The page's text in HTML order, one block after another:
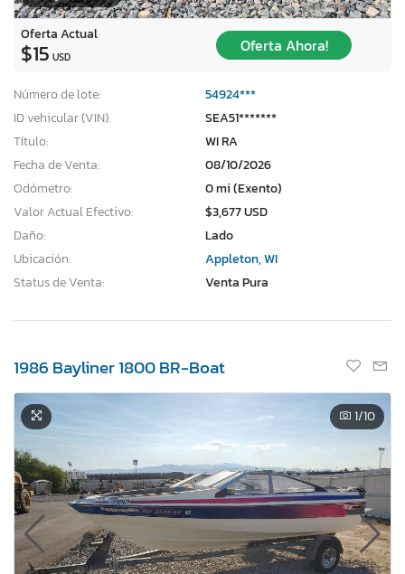
Oferta Actual
$15 USD
Oferta Ahora!
Número de lote:
54924***
ID vehicular (VIN):
SEA51*******
Título:
WI RA
Fecha de Venta:
08/10/2026
Odómetro:
0 mi (Exento)
Valor Actual Efectivo:
$3,677 USD
Daño:
Lado
Ubicación:
Appleton, WI
Status de Venta:
Venta Pura
1986 Bayliner 1800 BR-Boat
1/10